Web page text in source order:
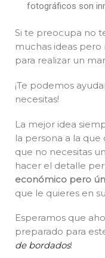
fotográficos son
Si te preocupa no
muchas ideas pero
para realizar un
¡Te podemos
necesitas!
La mejor idea
la persona a la
que no necesitas
hacer el detalle
económico pero
que le quieres en
Esperamos que
preparado para
de bordados!